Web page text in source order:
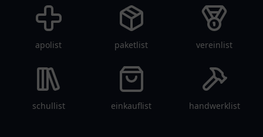
apolist paketlist vereinlist
schullist einkauflist handwerklist